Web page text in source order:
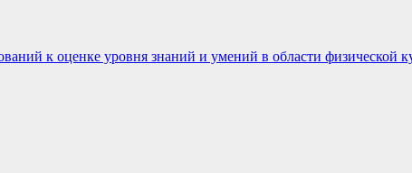
к оценке уровня знаний и умений в области физической